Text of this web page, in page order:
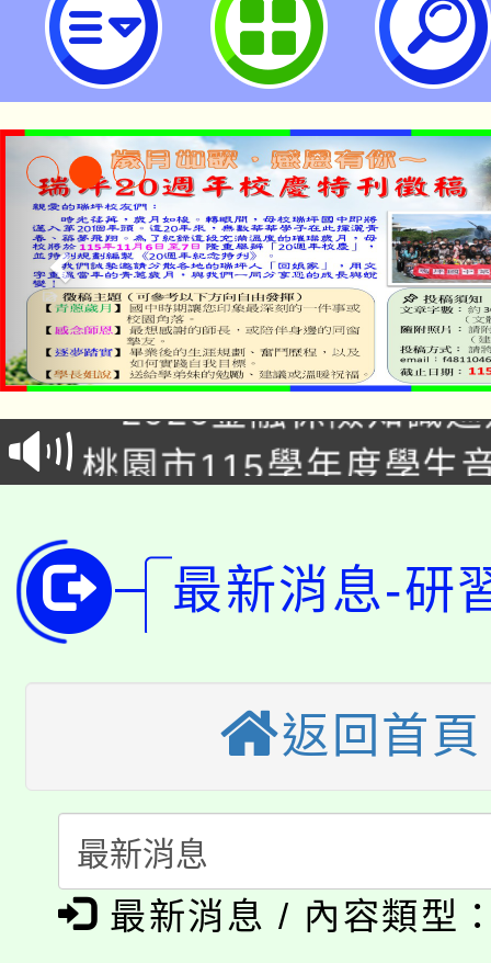
列影片、簡報及學習單等教材已上
台，請積極鼓勵貴校所屬教師融入
學生及家長多加運用，請查照。-
中學
公告本校115學年度第
代理(課)教師甄選結果(
「2026金融保險知識
車」活動
桃園市115學年度學生
代理(課)教師甄選結果(
公告本校115學年度第
代理(課)教師甄選結果(
轉知中國文化大學推廣
《TA101》溝通分析基
程，歡迎學生輔導中心
心理、諮商輔導、社會
系所師生報名參加。
縣市「校園短影音徵
門員」簡章及活動海報
踴躍報名參加。
桃園市115學年度學生
要點
展演活動實施計畫」
115年度「教育部表揚
義教育推展貢獻獎」
公告本校115學年度第
「2026金融保險知識
最新消息-研
返回首頁
最新消息 / 內容類型